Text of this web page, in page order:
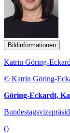
Bildinformationen
Katrin Göring-
© Katrin Göring-
Göring-Eckardt,
()